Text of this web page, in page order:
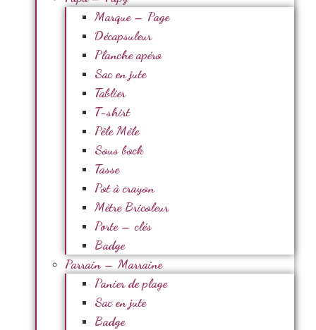
Marque – Page
Décapsuleur
Planche apéro
Sac en jute
Tablier
T-shirt
Pêle Mêle
Sous bock
Tasse
Pot à crayon
Mètre Bricoleur
Porte – clés
Badge
Parrain – Marraine
Panier de plage
Sac en jute
Badge